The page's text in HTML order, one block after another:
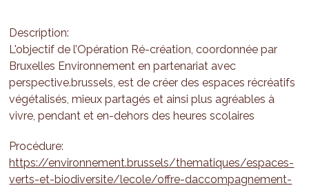
Description:
L'objectif de l’Opération Ré-création, coordonnée par
Bruxelles Environnement en partenariat avec
perspective.brussels, est de créer des espaces récréatifs
végétalisés, mieux partagés et ainsi plus agréables à
vivre, pendant et en-dehors des heures scolaires
Procédure:
https://environnement.brussels/thematiques/espaces-
verts-et-biodiversite/lecole/offre-daccompagnement-